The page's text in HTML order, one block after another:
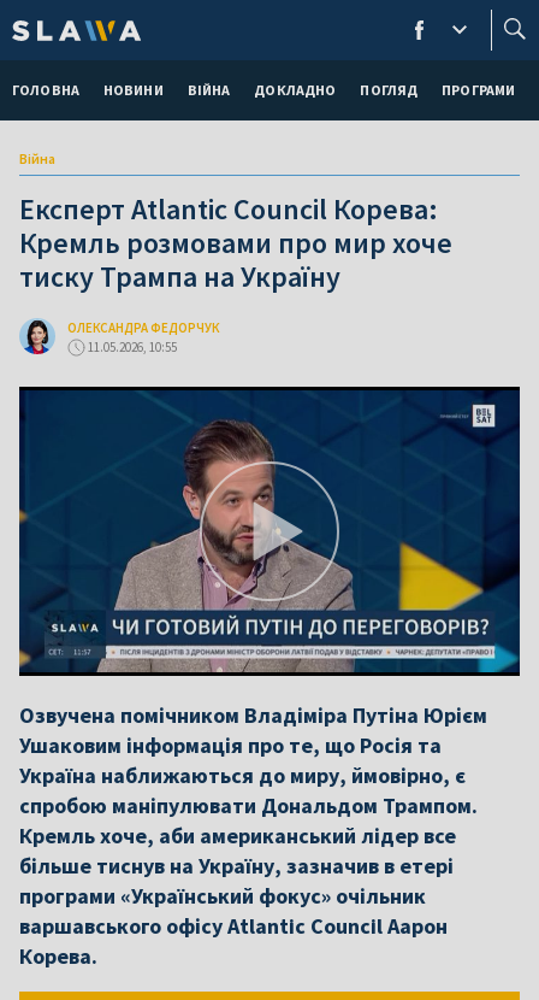
ГОЛОВНА НОВИНИ ВІЙНА ДОКЛАДНО ПОГЛЯД ПРОГРАМИ
Війна
Експерт Atlantic Council Корева:
Кремль розмовами про мир хоче
тиску Трампа на Україну
ОЛЕКСАНДРА ФЕДОРЧУК
11.05.2026, 10:55
Озвучена помічником Владіміра Путіна Юрієм
Ушаковим інформація про те, що Росія та
Україна наближаються до миру, ймовірно, є
спробою маніпулювати Дональдом Трампом.
Кремль хоче, аби американський лідер все
більше тиснув на Україну, зазначив в етері
програми «Український фокус» очільник
варшавського офісу Atlantic Council Аарон
Корева.